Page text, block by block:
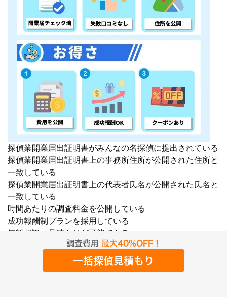
調査費用 最大40%OFF！
一括探偵見積もり
探偵業開業届出証明書がみんなの名探偵に提出されている
探偵業開業届出証明書上の事務所住所が公開された住所と
一致している
探偵業開業届出証明書上の代表者氏名が公開された氏名と
一致している
時間あたりの調査料金を公開している
成功報酬制プランを採用している
無料相談・見積もりが可能である
みんなの名探偵に調査結果「失敗」の口コミが投稿されて